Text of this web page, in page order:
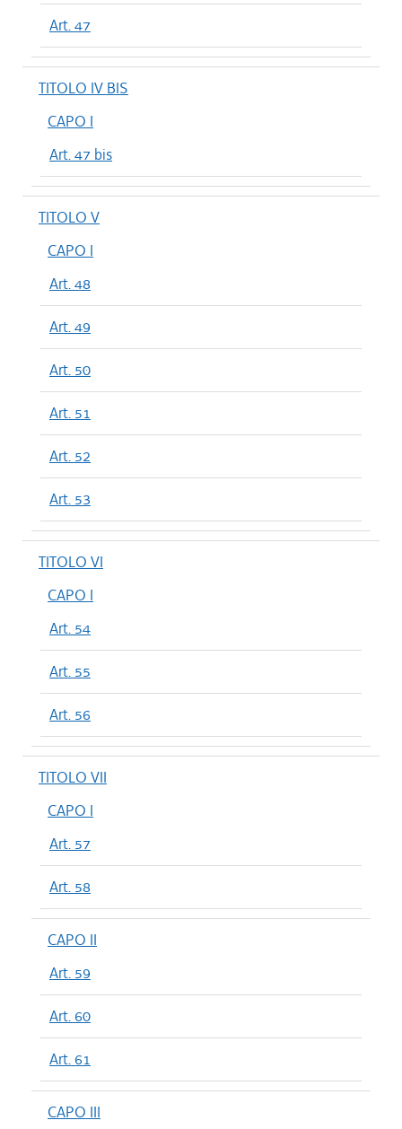
Art. 47
TITOLO IV BIS
CAPO I
Art. 47 bis
TITOLO V
CAPO I
Art. 48
Art. 49
Art. 50
Art. 51
Art. 52
Art. 53
TITOLO VI
CAPO I
Art. 54
Art. 55
Art. 56
TITOLO VII
CAPO I
Art. 57
Art. 58
CAPO II
Art. 59
Art. 60
Art. 61
CAPO III